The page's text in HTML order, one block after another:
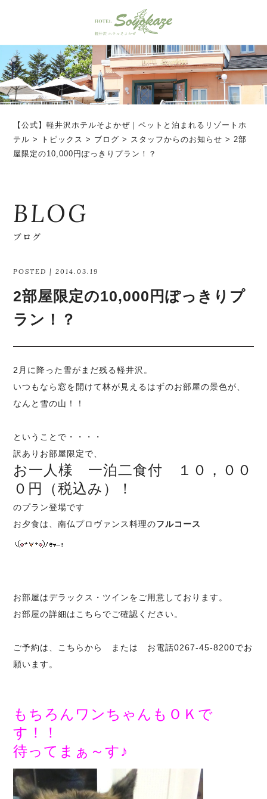
【公式】軽井沢ホテルそよかぜ｜ペットと泊まれるリゾートホ
テル > トピックス > ブログ > スタッフからのお知らせ > 2部
屋限定の10,000円ぽっきりプラン！？
BLOG
ブログ
POSTED | 2014.03.19
2部屋限定の10,000円ぽっきりプ
ラン！？
2月に降った雪がまだ残る軽井沢。
いつもなら窓を開けて林が見えるはずのお部屋の景色が、
なんと雪の山！！
ということで・・・・
訳ありお部屋限定で、
お一人様 一泊二食付 １０，００
０円（税込み）！
のプラン登場です
お夕食は、南仏プロヴァンス料理のフルコース
お部屋はデラックス・ツインをご用意しております。
お部屋の詳細は こちらでご確認ください。
ご予約は、 こちらから
または お電話0267-45-8200でお
願います。
もちろんワンちゃんもＯＫで
す！！
待ってまぁ～す♪